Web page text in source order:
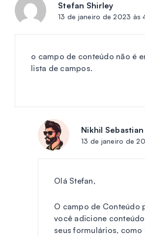
Stefan Shirley
13 de janeiro de 2023 às
o campo de conteúdo não é
lista de campos.
Nikhil Sebastian
13 de janeiro de
Olá Stefan,
O campo de Conteúdo
você adicione
seus formulários, como